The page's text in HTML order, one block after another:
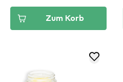
Zum Korb